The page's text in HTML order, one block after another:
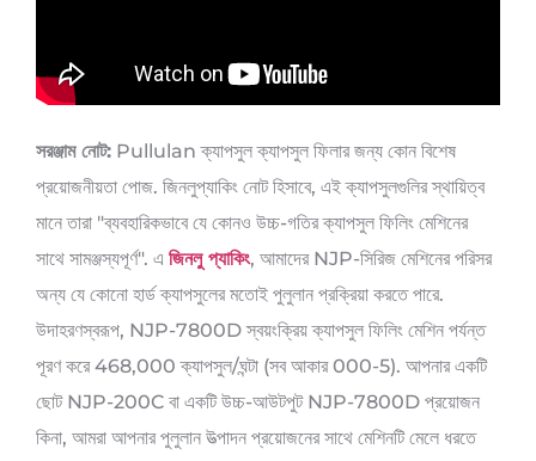
সরঞ্জাম নোট: Pullulan ক্যাপসুল ক্যাপসুল ফিলার জন্য কোন বিশেষ
প্রয়োজনীয়তা পোজ. জিনলুপ্যাকিং নোট হিসাবে, এই ক্যাপসুলগুলির স্থায়িত্ব
মানে তারা "ব্যবহারিকভাবে যে কোনও উচ্চ-গতির ক্যাপসুল ফিলিং মেশিনের
সাথে সামঞ্জস্যপূর্ণ". এ জিনলু প্যাকিং, আমাদের NJP-সিরিজ মেশিনের পরিসর
অন্য যে কোনো হার্ড ক্যাপসুলের মতোই পুলুলান প্রক্রিয়া করতে পারে.
উদাহরণস্বরূপ, NJP-7800D স্বয়ংক্রিয় ক্যাপসুল ফিলিং মেশিন পর্যন্ত
পূরণ করে 468,000 ক্যাপসুল/ঘন্টা (সব আকার 000-5). আপনার একটি
ছোট NJP-200C বা একটি উচ্চ-আউটপুট NJP-7800D প্রয়োজন
কিনা, আমরা আপনার পুলুলান উত্পাদন প্রয়োজনের সাথে মেশিনটি মেলে ধরতে